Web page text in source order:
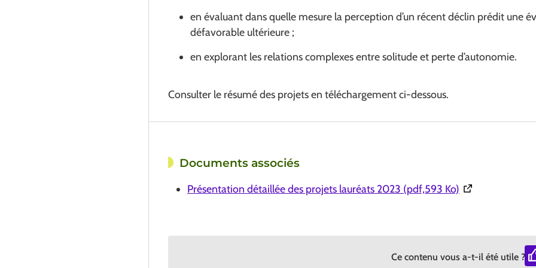
en évaluant dans quelle mesure la perception d’un récent déclin prédit une
défavorable ultérieure ;
en explorant les relations complexes entre solitude et perte d’autonomie.
Consulter le résumé des projets en téléchargement ci-dessous.
Documents associés
Présentation détaillée des projets lauréats 2023 (pdf,593 Ko) (Ouverture
Ce contenu vous a-t-il été utile ?